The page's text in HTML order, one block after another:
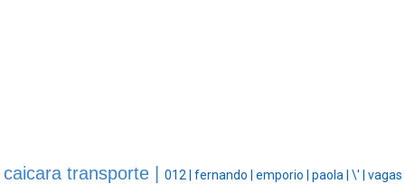
caicara transporte | 012 | fernando | emporio | paola | \' | vagas